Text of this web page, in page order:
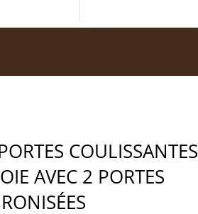
COULISSANTES
AVEC 2 PORTES